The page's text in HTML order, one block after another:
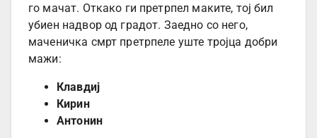
го мачат. Откако ги претрпел маките, тој бил
убиен надвор од градот. Заедно со него,
маченичка смрт претрпеле уште тројца добри
мажи:
Клавдиј
Кирин
Антонин